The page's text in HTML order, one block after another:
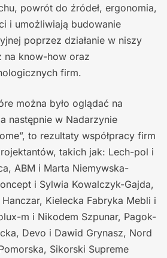
powrót do źródeł, ergonomia,
i umożliwiają budowanie
poprzez działanie w niszy
na know-how oraz
firm.
można było oglądać na
następnie w Nadarzynie
to rezultaty współpracy firm
takich jak: Lech-pol i
ABM i Marta Niemywska-
i Sylwia Kowalczyk-Gajda,
Kielecka Fabryka Mebli i
m i Nikodem Szpunar, Pagok-
Devo i Dawid Grynasz, Nord
Sikorski Supreme